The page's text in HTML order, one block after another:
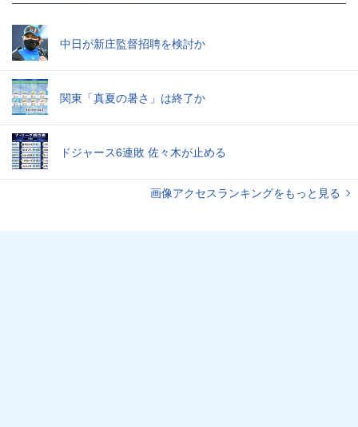
中日が新庄監督招聘を検討か
関東「真夏の暑さ」は終了か
ドジャース6連敗 佐々木が止める
画像アクセスランキングをもっと見る